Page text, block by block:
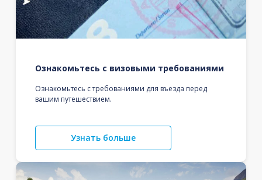
Ознакомьтесь с визовыми требованиями
Ознакомьтесь с требованиями для въезда перед
вашим путешествием.
Узнать больше